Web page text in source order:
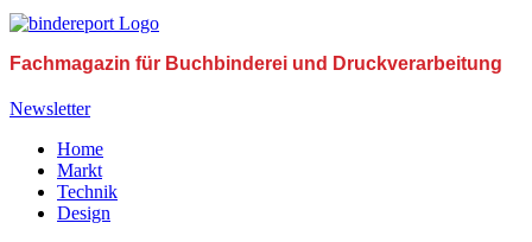
Fachmagazin für Buchbinderei und Druckverarbeitung
Newsletter
Home
Markt
Technik
Design